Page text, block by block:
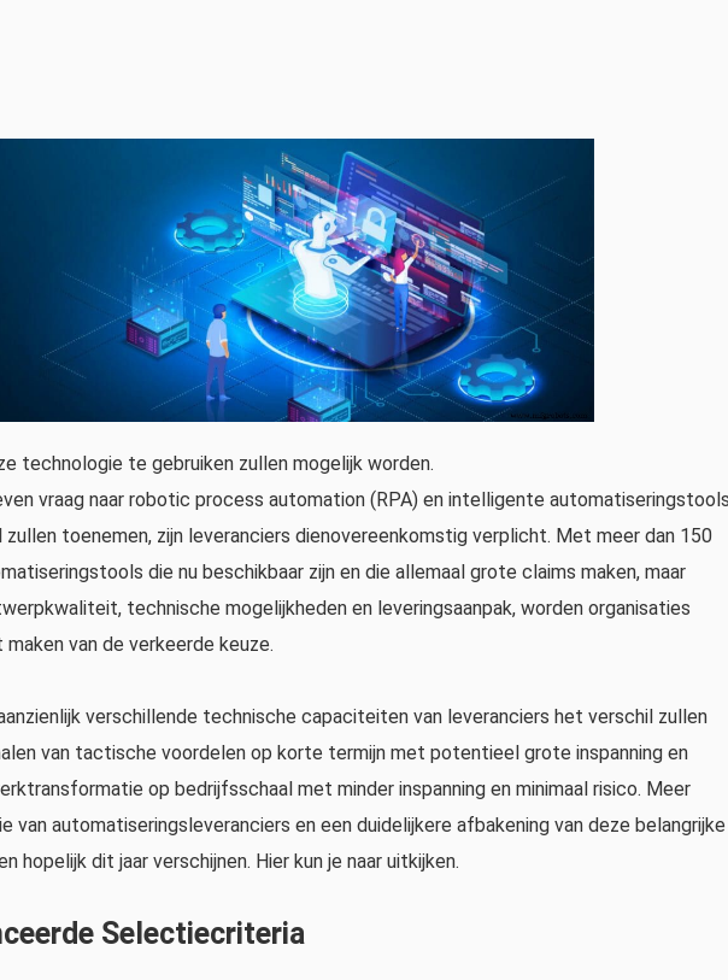
technologie te gebruiken zullen mogelijk worden.
vraag naar robotic process automation (RPA) en intelligente
toenemen, zijn leveranciers dienovereenkomstig verplicht. Met meer dan 150
die nu beschikbaar zijn en die allemaal grote claims maken, maar
technische mogelijkheden en leveringsaanpak, worden organisaties
van de verkeerde keuze.
verschillende technische capaciteiten van leveranciers het verschil zullen
van tactische voordelen op korte termijn met potentieel grote inspanning en
op bedrijfsschaal met minder inspanning en minimaal risico. Meer
van automatiseringsleveranciers en een duidelijkere afbakening van deze belangrijke
hopelijk dit jaar verschijnen. Hier kun je naar uitkijken.
Selectiecriteria